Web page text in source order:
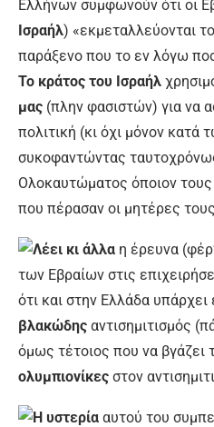
Ελλήνων συμφωνούν ότι οι
Ισραήλ) «εκμεταλλεύονται
παράξενο που το εν λόγω
Το κράτος του Ισραήλ
μας (πλην φασιστών) για να
πολιτική (κι όχι μόνον κατά
συκοφαντώντας
Ολοκαυτώματος όποιον
που πέρασαν οι μητέρες
Λέει κι άλλα η έρευνα
των Εβραίων στις
ότι και στην Ελλάδα υπάρχει
βλακώδης αντισημιτισμός
όμως τέτοιος που να βγάζει
ολυμπιονίκες στον
Η υστερία αυτού του